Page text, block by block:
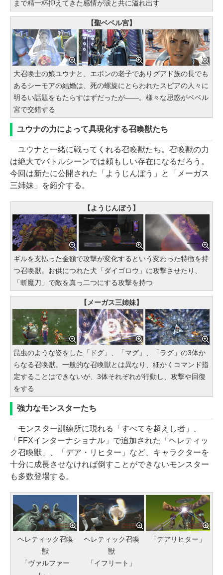
まで精一杯抑えてきた感情が涙と共に溢れ出す
【聖ベベル宮】
大召喚士の娘ユウナと、エボンの老子でありグアド族の長でも
あるシーモアの結婚は、死の螺旋にとらわれたスピアの人々に
明るい話題をもたらすはずだったが――。様々な思惑がベベル
宮で交錯する
ユウナの力によって具現化する召喚獣たち
ユウナと一緒に戦ってくれる召喚獣たち。召喚獣の力
は絶大でバトルシーンでは頼もしい存在になるだろう。
今回は新たに公開された「ようじんぼう」と「メーガス
三姉妹」を紹介する。
【ようじんぼう】
ギルを支払った金額で攻撃が変化するという変わった特徴を持
つ召喚獣。お供につれた犬「ダイゴロウ」に攻撃させたり、
「斬魔刀」で敵を真っ二つにする攻撃を持つ
【メーガス三姉妹】
昆虫のような姿をした「ドグ」、「マグ」、「ラグ」の3体か
らなる召喚獣。一般的な召喚獣とは異なり、細かくコマンド指
定することはできないが、3体それぞれが行動し、攻撃や回復
をする
強力なモンスターたち
モンスター訓練所に現れる「すべてを超えし者」、
「FFXインターナショナル」で追加された「ヘレティッ
ク召喚獣」、「デア・リヒター」など、キャラクターを
十分に成長させなければ倒すことができないモンスター
も多数登場する。
ヘレティック召喚
獣
「ヴァルファー
ヘレティック召喚
獣
「イフリート」
「デアリヒター」